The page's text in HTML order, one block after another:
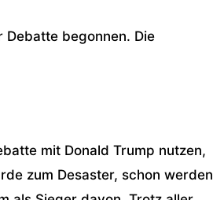
Debatte begonnen. Die
mit Donald Trump nutzen,
zum Desaster, schon werden